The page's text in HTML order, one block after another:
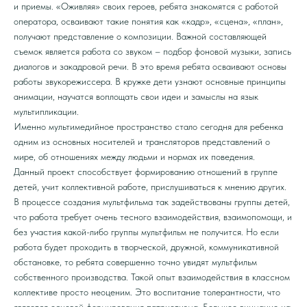
и приемы. «Оживляя» своих героев, ребята знакомятся с работой
оператора, осваивают такие понятия как «кадр», «сцена», «план»,
получают представление о композиции. Важной составляющей
съемок является работа со звуком – подбор фоновой музыки, запись
диалогов и закадровой речи. В это время ребята осваивают основы
работы звукорежиссера. В кружке дети узнают основные принципы
анимации, научатся воплощать свои идеи и замыслы на язык
мультипликации.
Именно мультимедийное пространство стало сегодня для ребенка
одним из основных носителей и трансляторов представлений о
мире, об отношениях между людьми и нормах их поведения.
Данный проект способствует формированию отношений в группе
детей, учит коллективной работе, прислушиваться к мнению других.
В процессе создания мультфильма так задействованы группы детей,
что работа требует очень тесного взаимодействия, взаимопомощи, и
без участия какой-либо группы мультфильм не получится. Но если
работа будет проходить в творческой, дружной, коммуникативной
обстановке, то ребята совершенно точно увидят мультфильм
собственного производства. Такой опыт взаимодействия в классном
коллективе просто неоценим. Это воспитание толерантности, что